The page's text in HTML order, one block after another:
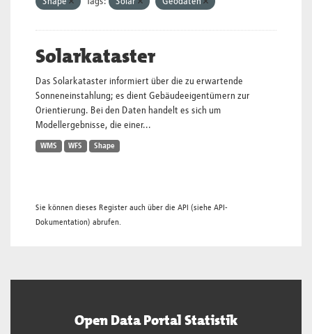
Solarkataster
Das Solarkataster informiert über die zu erwartende
Sonneneinstahlung; es dient Gebäudeeigentümern zur
Orientierung. Bei den Daten handelt es sich um
Modellergebnisse, die einer...
WMS WFS Shape
Sie können dieses Register auch über die API (siehe API-
Dokumentation) abrufen.
Open Data Portal Statistik